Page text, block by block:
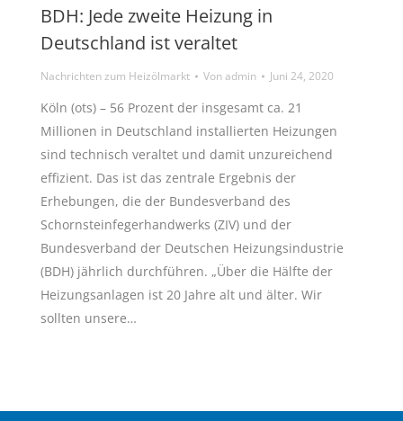
BDH: Jede zweite Heizung in
Deutschland ist veraltet
Nachrichten zum Heizölmarkt Vonadmin Juni 24, 2020
Köln (ots) – 56 Prozent der insgesamt ca. 21
Millionen in Deutschland installierten Heizungen
sind technisch veraltet und damit unzureichend
effizient. Das ist das zentrale Ergebnis der
Erhebungen, die der Bundesverband des
Schornsteinfegerhandwerks (ZIV) und der
Bundesverband der Deutschen Heizungsindustrie
(BDH) jährlich durchführen. „Über die Hälfte der
Heizungsanlagen ist 20 Jahre alt und älter. Wir
sollten unsere…